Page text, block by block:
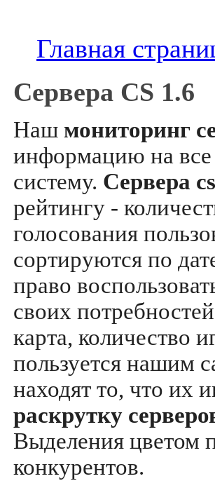
Главная
Сервера CS 1.6
Наш мониторинг
информацию на
систему. Сервера
рейтингу -
голосования
сортируются по
право
своих
карта, количество
пользуется нашим
находят то, что их
раскрутку
Выделения цветом
конкурентов.